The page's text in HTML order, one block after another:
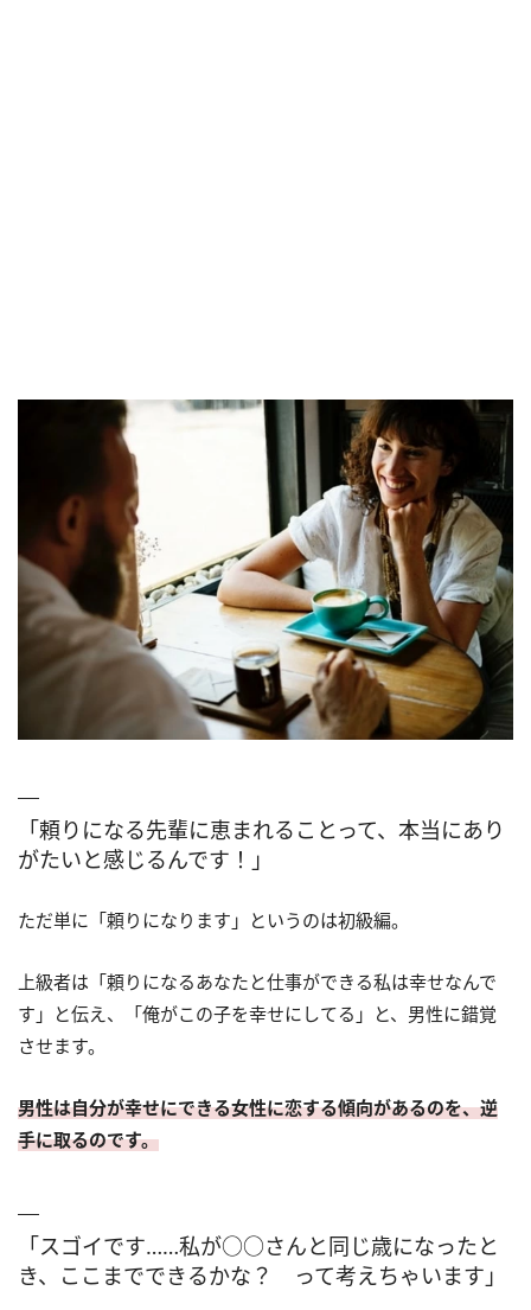
「頼りになる先輩に恵まれることって、本当にあり
がたいと感じるんです！」
ただ単に「頼りになります」というのは初級編。
上級者は「頼りになるあなたと仕事ができる私は幸せなんで
す」と伝え、「俺がこの子を幸せにしてる」と、男性に錯覚
させます。
男性は自分が幸せにできる女性に恋する傾向があるのを、逆
手に取るのです。
「スゴイです……私が○○さんと同じ歳になったと
き、ここまでできるかな？ って考えちゃいます」